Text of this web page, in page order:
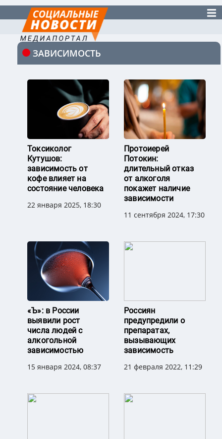
ЗАВИСИМОСТЬ
Токсиколог
Кутушов:
зависимость от
кофе влияет на
состояние человека
22 января 2025, 18:30
Протоиерей
Потокин:
длительный отказ
от алкоголя
покажет наличие
зависимости
11 сентября 2024, 17:30
«Ъ»: в России
выявили рост
числа людей с
алкогольной
зависимостью
15 января 2024, 08:37
Россиян
предупредили о
препаратах,
вызывающих
зависимость
21 февраля 2022, 11:29